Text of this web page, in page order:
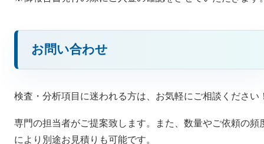
お問い合わせ
検査・分析項目に迷われる方は、お気軽にご相談ください
専門の担当者がご提案致します。また、数量やご依頼の頻
により別途お見積りも可能です。